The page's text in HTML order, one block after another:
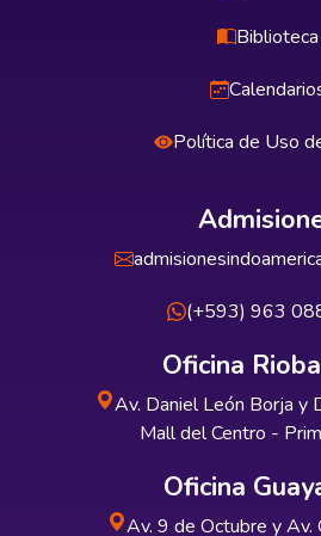
Biblioteca
Política de Uso
(+593) 963
Oficina
Av. Daniel León Borja y
Mall del Centro -
Oficina
Av. 9 de Octubre y Av.